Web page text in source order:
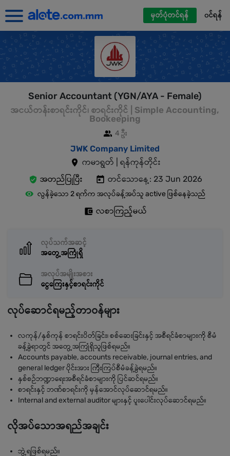
မှတ်ပုံတင်ရန် ၀င်ရန်
Senior Accountant (YGN/AYA - Female)
အငယ်တန်းစာရင်းကိုင်၊ စာရင်းကိုင် | Simple Accounting,
Bookeeping
4 ဦး
JWK Company Limited
ကမာရွတ် | ရန်ကုန်တိုင်း
အတည်ပြုပြီး
တင်သောနေ့: 23 Jun 2026
လွန်ခဲ့သော 2 ရက်က အလုပ်ခန့်အပ်သူ active ဖြစ်နေခဲ့သည်
လစာကြည့်မယ်
လုပ်သက်အဆင့်
အတွေ့အကြုံရှိ
အလုပ်အမျိုးအစား
ငွေကြေးနှင့်စာရင်းကိုင်
လုပ်ဆောင်ရမည့်တာဝန်များ
လကုန်/နှစ်ကုန် စာရင်းပိတ်ခြင်း၊ စစ်ဆေးခြင်းနှင့် အစီရင်ခံစာများကို စီမံ
ခန့်ခွဲရာတွင် အတွေ့အကြုံရှိသူဖြစ်ရမည်။
Accounts payable, accounts receivable, journal entries, and
general ledger ပိုင်းအား ကြီးကြပ်စီမံခန့်ခွဲရမည်။
နှစ်စဉ်ဘဏ္ဍာရေးအစီရင်ခံစာများကို ပြင်ဆင်ရမည်။
စာရင်းနှင့် ဘဏ်စာရင်းကို မှန်အောင်လုပ်ဆောင်ရမည်။
Internal and external auditor များနှင့် ပူးပေါင်းလုပ်ဆောင်ရမည်။
လိုအပ်သောအရည်အချင်း
ဘွဲ့ရဖြစ်ရမည်။